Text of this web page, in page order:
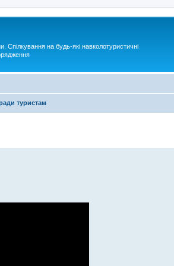
на будь-які навколотуристичні
туристам